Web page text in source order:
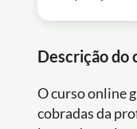
Descrição do
O curso online
cobradas da